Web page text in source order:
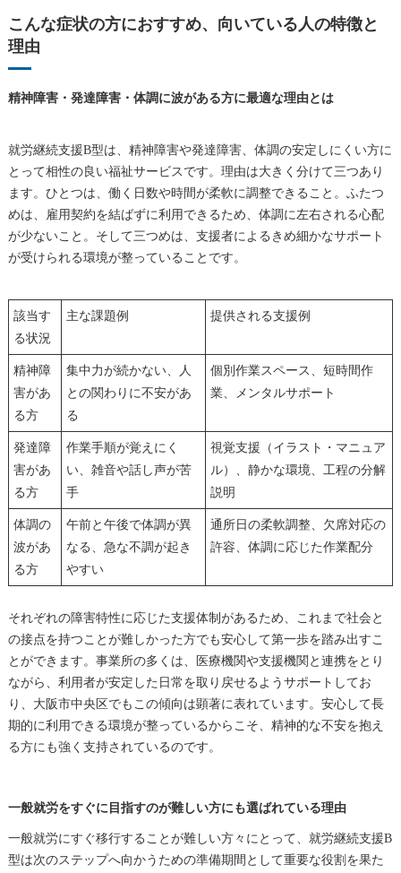
こんな症状の方におすすめ、向いている人の特徴と
理由
精神障害・発達障害・体調に波がある方に最適な理由とは
就労継続支援B型は、精神障害や発達障害、体調の安定しにくい方に
とって相性の良い福祉サービスです。理由は大きく分けて三つあり
ます。ひとつは、働く日数や時間が柔軟に調整できること。ふたつ
めは、雇用契約を結ばずに利用できるため、体調に左右される心配
が少ないこと。そして三つめは、支援者によるきめ細かなサポート
が受けられる環境が整っていることです。
該当す
る状況
主な課題例 提供される支援例
精神障
害があ
る方
集中力が続かない、人
との関わりに不安があ
る
個別作業スペース、短時間作
業、メンタルサポート
発達障
害があ
る方
作業手順が覚えにく
い、雑音や話し声が苦
手
視覚支援（イラスト・マニュア
ル）、静かな環境、工程の分解
説明
体調の
波があ
る方
午前と午後で体調が異
なる、急な不調が起き
やすい
通所日の柔軟調整、欠席対応の
許容、体調に応じた作業配分
それぞれの障害特性に応じた支援体制があるため、これまで社会と
の接点を持つことが難しかった方でも安心して第一歩を踏み出すこ
とができます。事業所の多くは、医療機関や支援機関と連携をとり
ながら、利用者が安定した日常を取り戻せるようサポートしてお
り、大阪市中央区でもこの傾向は顕著に表れています。安心して長
期的に利用できる環境が整っているからこそ、精神的な不安を抱え
る方にも強く支持されているのです。
一般就労をすぐに目指すのが難しい方にも選ばれている理由
一般就労にすぐ移行することが難しい方々にとって、就労継続支援B
型は次のステップへ向かうための準備期間として重要な役割を果た